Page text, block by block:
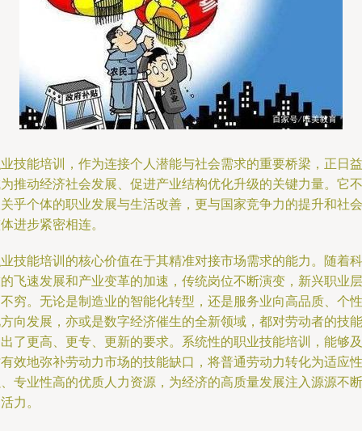
技能培训，作为连接个人潜能与社会需求的重要桥梁，正日益
推动经济社会发展、促进产业结构优化升级的关键力量。它不
乎个体的职业发展与生活改善，更与国家竞争力的提升和社会
进步紧密相连。
技能培训的核心价值在于其精准对接市场需求的能力。随着科
飞速发展和产业变革的加速，传统岗位不断演变，新兴职业层
穷。无论是制造业的智能化转型，还是服务业向高品质、个性
向发展，亦或是数字经济催生的全新领域，都对劳动者的技能
了更高、更专、更新的要求。系统性的职业技能培训，能够及
效地弥补劳动力市场的技能缺口，将普通劳动力转化为适应性
专业性高的优质人力资源，为经济的高质量发展注入源源不断
力。